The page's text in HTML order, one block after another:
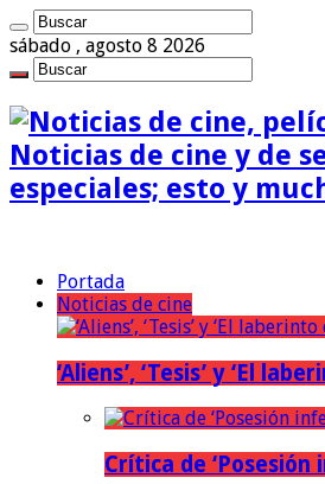
sábado , agosto 8 2026
Noticias de cine y de
especiales; esto y
Portada
Noticias de cine
‘Aliens’, ‘Tesis’ y ‘El
Crítica de